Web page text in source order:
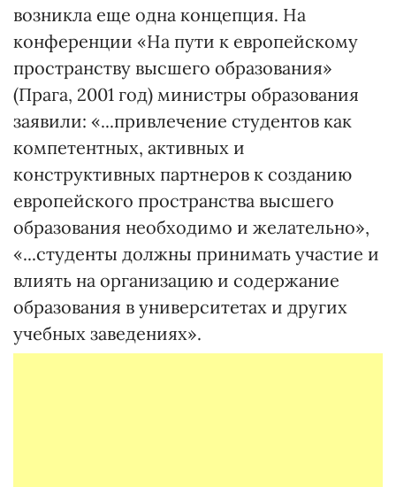
возникла еще одна концепция. На
конференции «На пути к европейскому
пространству высшего образования»
(Прага, 2001 год) министры образования
заявили: «...привлечение студентов как
компетентных, активных и
конструктивных партнеров к созданию
европейского пространства высшего
образования необходимо и желательно»,
«...студенты должны принимать участие и
влиять на организацию и содержание
образования в университетах и других
учебных заведениях».